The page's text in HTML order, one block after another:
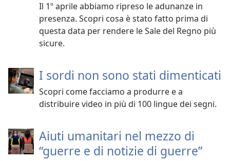
Il 1º aprile abbiamo ripreso le adunanze in
presenza. Scopri cosa è stato fatto prima di
questa data per rendere le Sale del Regno più
sicure.
I sordi non sono stati dimenticati
Scopri come facciamo a produrre e a
distribuire video in più di 100 lingue dei segni.
Aiuti umanitari nel mezzo di
“guerre e di notizie di guerre”